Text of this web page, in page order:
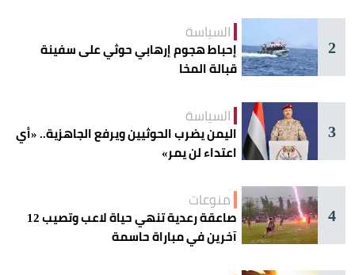
2
السياسة
إحباط هجوم إرهابي حوثي على سفينة
قبالة المخا
3
السياسة
اليمن يضرب الحوثيين ويرفع الجاهزية.. «أي
اعتداء لن يمر»
4
منوعات
صاعقة رعدية تنهي حياة لاعب وتصيب 12
آخرين في مباراة حاسمة